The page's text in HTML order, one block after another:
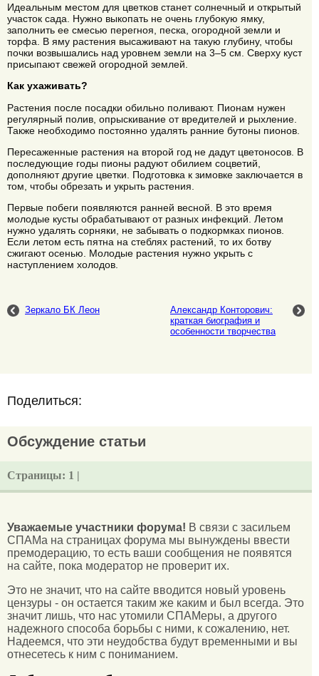
Идеальным местом для цветков станет солнечный и открытый
участок сада. Нужно выкопать не очень глубокую ямку,
заполнить ее смесью перегноя, песка, огородной земли и
торфа. В яму растения высаживают на такую глубину, чтобы
почки возвышались над уровнем земли на 3–5 см. Сверху куст
присыпают свежей огородной землей.
Как ухаживать?
Растения после посадки обильно поливают. Пионам нужен
регулярный полив, опрыскивание от вредителей и рыхление.
Также необходимо постоянно удалять ранние бутоны пионов.
Пересаженные растения на второй год не дадут цветоносов. В
последующие годы пионы радуют обилием соцветий,
дополняют другие цветки. Подготовка к зимовке заключается в
том, чтобы обрезать и укрыть растения.
Первые побеги появляются ранней весной. В это время
молодые кусты обрабатывают от разных инфекций. Летом
нужно удалять сорняки, не забывать о подкормках пионов.
Если летом есть пятна на стеблях растений, то их ботву
сжигают осенью. Молодые растения нужно укрыть с
наступлением холодов.
Зеркало БК Леон
Александр Конторович:
краткая биография и
особенности творчества
Поделиться:
Обсуждение статьи
Страницы: 1 |
Уважаемые участники форума! В связи с засильем
СПАМа на страницах форума мы вынуждены ввести
премодерацию, то есть ваши сообщения не появятся
на сайте, пока модератор не проверит их.
Это не значит, что на сайте вводится новый уровень
цензуры - он остается таким же каким и был всегда. Это
значит лишь, что нас утомили СПАМеры, а другого
надежного способа борьбы с ними, к сожалению, нет.
Надеемся, что эти неудобства будут временными и вы
отнесетесь к ним с пониманием.